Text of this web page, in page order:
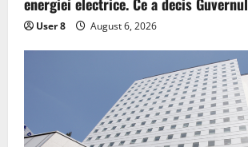
User 8 August 6, 2026